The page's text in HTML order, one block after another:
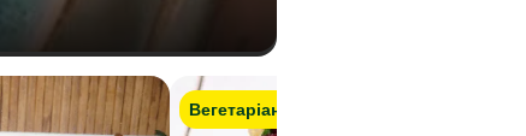
Вегетаріанський